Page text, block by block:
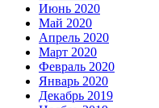
Июнь 2020
Май 2020
Апрель 2020
Март 2020
Февраль 2020
Январь 2020
Декабрь 2019